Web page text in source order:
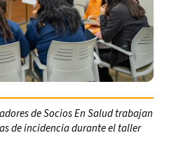
de Socios En Salud trabajan
de incidencia durante el taller